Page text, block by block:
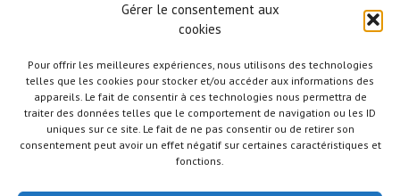
Gérer le consentement aux
cookies
Pour offrir les meilleures expériences, nous utilisons des technologies
telles que les cookies pour stocker et/ou accéder aux informations des
appareils. Le fait de consentir à ces technologies nous permettra de
traiter des données telles que le comportement de navigation ou les ID
uniques sur ce site. Le fait de ne pas consentir ou de retirer son
consentement peut avoir un effet négatif sur certaines caractéristiques et
fonctions.
En direct sur Adobe France !
Un café et des cabanes dans la forêt
Slow Tourism à Tomo-no-Ura
Slow tourism à Onomichi
Randonnée au Japon : Le Mont Daisen
Randonnée au Japon : Le Mont Misen